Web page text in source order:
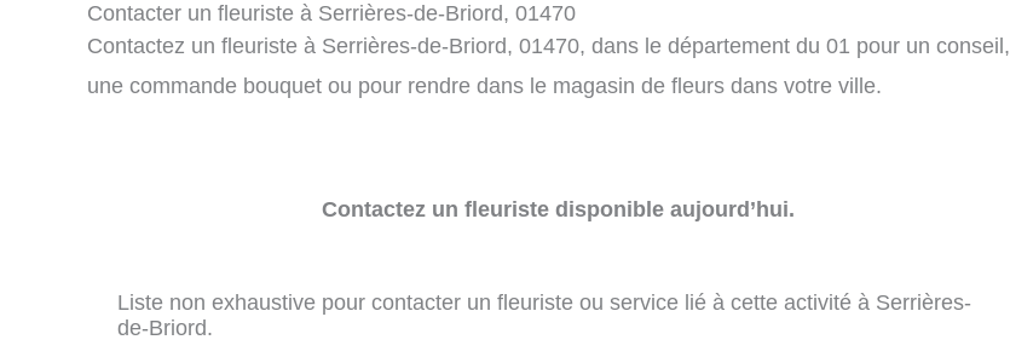
Contacter un fleuriste à Serrières-de-Briord, 01470
Contactez un fleuriste à Serrières-de-Briord, 01470, dans le département du 01 pour un conseil,
une commande bouquet ou pour rendre dans le magasin de fleurs dans votre ville.
Contactez un fleuriste disponible aujourd’hui.
Liste non exhaustive pour contacter un fleuriste ou service lié à cette activité à Serrières-
de-Briord.